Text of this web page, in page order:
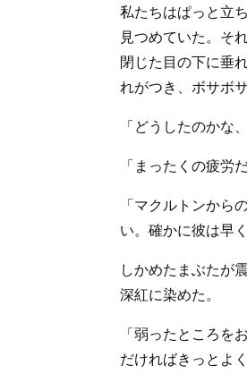
私たちはぱっと立
見つめていた。そ
閉じた目の下に垂
れがつき、ボサボ
「どうしたのかな
「まったくの疲
「マクルトンから
い。確かに彼は早
しかめたまぶたが
深紅に染めた。
「弱ったところを
だければきっとよ